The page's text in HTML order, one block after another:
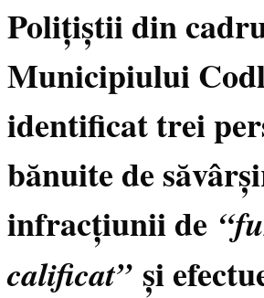
Polițiștii din
Municipiului
identificat trei
bănuite de
infracțiunii de
calificat” și